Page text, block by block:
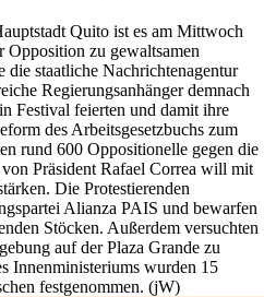
Quito ist es am Mittwoch
Opposition zu gewaltsamen
die staatliche Nachrichtenagentur
Regierungsanhänger demnach
Festival feierten und damit ihre
des Arbeitsgesetzbuchs zum
rund 600 Oppositionelle gegen die
Präsident Rafael Correa will mit
Die Protestierenden
Alianza PAIS und bewarfen
Stöcken. Außerdem versuchten
auf der Plaza Grande zu
Innenministeriums wurden 15
festgenommen. (jW)